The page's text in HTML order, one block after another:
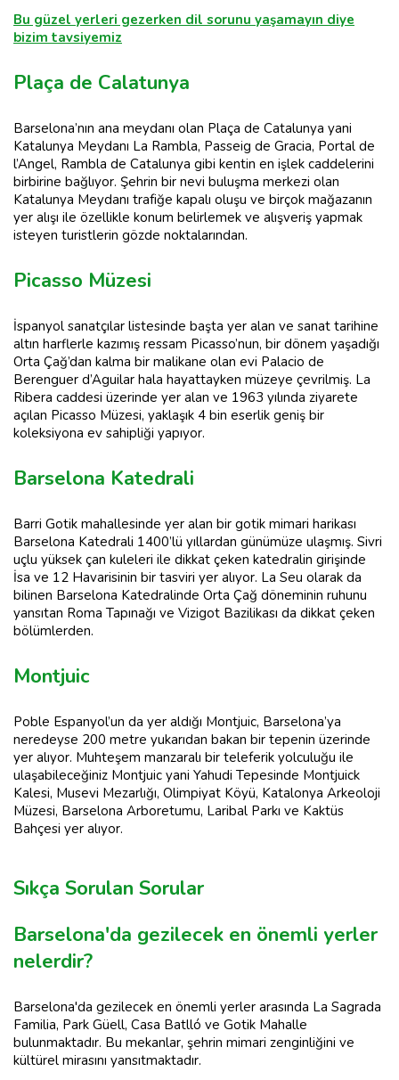
Bu güzel yerleri gezerken dil sorunu yaşamayın diye
bizim tavsiyemiz
Plaça de Calatunya
Barselona’nın ana meydanı olan Plaça de Catalunya yani
Katalunya Meydanı La Rambla, Passeig de Gracia, Portal de
l’Angel, Rambla de Catalunya gibi kentin en işlek caddelerini
birbirine bağlıyor. Şehrin bir nevi buluşma merkezi olan
Katalunya Meydanı trafiğe kapalı oluşu ve birçok mağazanın
yer alışı ile özellikle konum belirlemek ve alışveriş yapmak
isteyen turistlerin gözde noktalarından.
Picasso Müzesi
İspanyol sanatçılar listesinde başta yer alan ve sanat tarihine
altın harflerle kazımış ressam Picasso’nun, bir dönem yaşadığı
Orta Çağ’dan kalma bir malikane olan evi Palacio de
Berenguer d’Aguilar hala hayattayken müzeye çevrilmiş. La
Ribera caddesi üzerinde yer alan ve 1963 yılında ziyarete
açılan Picasso Müzesi, yaklaşık 4 bin eserlik geniş bir
koleksiyona ev sahipliği yapıyor.
Barselona Katedrali
Barri Gotik mahallesinde yer alan bir gotik mimari harikası
Barselona Katedrali 1400’lü yıllardan günümüze ulaşmış. Sivri
uçlu yüksek çan kuleleri ile dikkat çeken katedralin girişinde
İsa ve 12 Havarisinin bir tasviri yer alıyor. La Seu olarak da
bilinen Barselona Katedralinde Orta Çağ döneminin ruhunu
yansıtan Roma Tapınağı ve Vizigot Bazilikası da dikkat çeken
bölümlerden.
Montjuic
Poble Espanyol’un da yer aldığı Montjuic, Barselona’ya
neredeyse 200 metre yukarıdan bakan bir tepenin üzerinde
yer alıyor. Muhteşem manzaralı bir teleferik yolculuğu ile
ulaşabileceğiniz Montjuic yani Yahudi Tepesinde Montjuick
Kalesi, Musevi Mezarlığı, Olimpiyat Köyü, Katalonya Arkeoloji
Müzesi, Barselona Arboretumu, Laribal Parkı ve Kaktüs
Bahçesi yer alıyor.
Sıkça Sorulan Sorular
Barselona'da gezilecek en önemli yerler
nelerdir?
Barselona'da gezilecek en önemli yerler arasında La Sagrada
Familia, Park Güell, Casa Batlló ve Gotik Mahalle
bulunmaktadır. Bu mekanlar, şehrin mimari zenginliğini ve
kültürel mirasını yansıtmaktadır.